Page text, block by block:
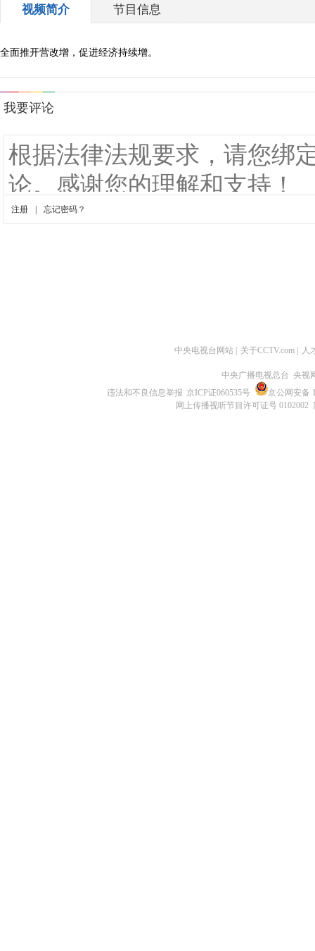
视频简介 节目信息
全面推开营改增，促进经济持续增。
中央电视台网站 关于CCTV.com 人
中央广播电视总台 央视
违法和不良信息举报 京ICP证060535号
京公网安备
网上传播视听节目许可证号 0102002